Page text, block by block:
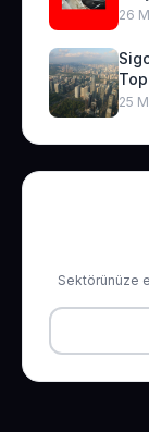
26
25
Sektörünüze